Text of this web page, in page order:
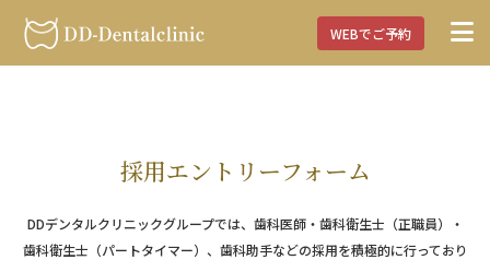
WEBでご予約
採用エントリーフォーム
DDデンタルクリニックグループでは、歯科医師・歯科衛生士（正職員）・
歯科衛生士（パートタイマー）、歯科助手などの採用を積極的に行っており